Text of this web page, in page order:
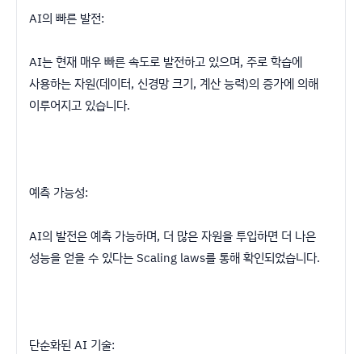
AI의 빠른 발전:
AI는 현재 매우 빠른 속도로 발전하고 있으며, 주로 학습에
사용하는 자원(데이터, 신경망 크기, 계산 능력)의 증가에 의해
이루어지고 있습니다.
예측 가능성:
AI의 발전은 예측 가능하며, 더 많은 자원을 투입하면 더 나은
성능을 얻을 수 있다는 Scaling laws를 통해 확인되었습니다.
단순화된 AI 기술: